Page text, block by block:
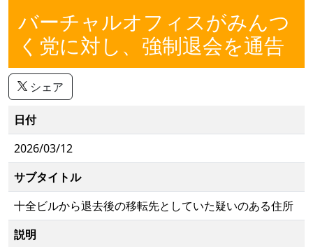
バーチャルオフィスがみんつ
く党に対し、強制退会を通告
シェア
日付
2026/03/12
サブタイトル
十全ビルから退去後の移転先としていた疑いのある住所
説明